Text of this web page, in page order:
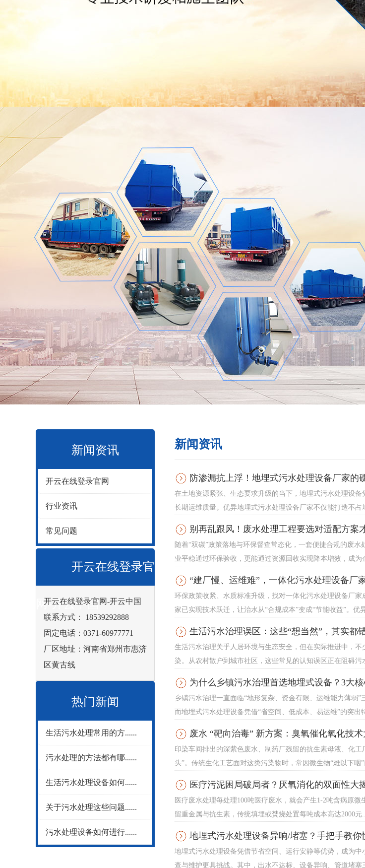
新闻资讯
开云在线登录官网
行业资讯
常见问题
开云在线登录官
网-开云中国
开云在线登录官网-开云中国
联系方式： 18539292888
固定电话：0371-60977771
厂区地址：河南省郑州市惠济
区黄古线
热门新闻
生活污水处理常用的方......
污水处理的方法都有哪......
生活污水处理设备如何......
关于污水处理这些问题......
污水处理设备如何进行......
新闻资讯
防渗漏抗上浮！地埋式污水处理设备厂家的
在土地资源紧张、生态要求升级的当下，地埋式污水处理设
长期运维质量。优异地埋式污水处理设备厂家不仅能打造不占
别再乱跟风！废水处理工程要选对适配方案
随着“双碳”政策落地与环保督查常态化，一套便捷合规的废
业平稳通过环保验收，更能通过资源回收实现降本增效，成为
“建厂慢、运维难”，一体化污水处理设备厂
环保政策收紧、水质标准升级，找对一体化污水处理设备厂
家已实现技术跃迁，让治水从“合规成本”变成“节能收益”。优
生活污水治理误区：这些“想当然”，其实都
生活污水治理关乎人居环境与生态安全，但在实际推进中，
染。从农村散户到城市社区，这些常见的认知误区正在阻碍污
为什么乡镇污水治理首选地埋式设备？3大
乡镇污水治理一直面临“地形复杂、资金有限、运维能力薄弱
而地埋式污水处理设备凭借“省空间、低成本、易运维”的突出
废水 “靶向治毒” 新方案：臭氧催化氧化技
印染车间排出的深紫色废水、制药厂残留的抗生素母液、化
头”。传统生化工艺面对这类污染物时，常因微生物“难以下咽
医疗污泥困局破局者？厌氧消化的双面性大
医疗废水处理每处理100吨医疗废水，就会产生1-2吨含病原
留重金属与抗生素，传统填埋或焚烧处置每吨成本高达2000元
地埋式污水处理设备异响/堵塞？手把手教你
地埋式污水处理设备凭借节省空间、运行安静等优势，成为
查与维护更具挑战。其中，出水不达标、设备异响、管道堵塞